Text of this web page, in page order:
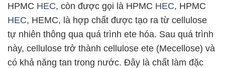
HPMC HEC, còn được gọi là HPMC HEC, HPMC
HEC, HEMC, là hợp chất được tạo ra từ cellulose
tự nhiên thông qua quá trình ete hóa. Sau quá trình
này, cellulose trở thành cellulose ete (Mecellose) và
có khả năng tan trong nước. Đây là chất làm đặc